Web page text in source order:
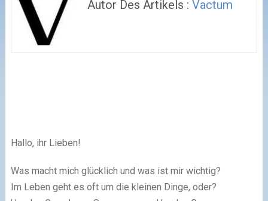
Autor Des Artikels :Vactum
Hallo, ihr Lieben!
Was macht mich glücklich und was ist mir wichtig?
Im Leben geht es oft um die kleinen Dinge, oder?